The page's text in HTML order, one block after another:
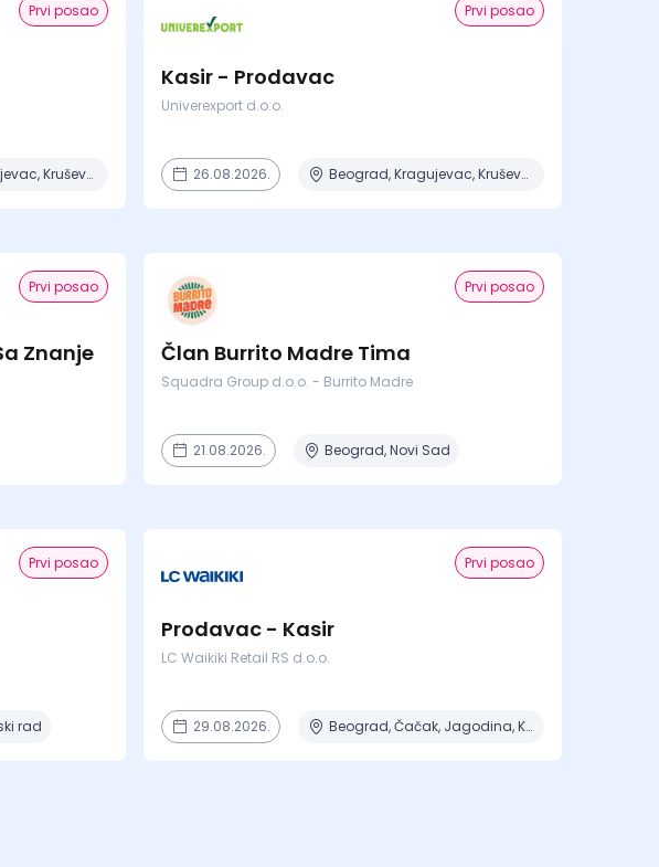
Prvi posao
Beograd, Kragujevac, Kruševac, Lapovo, Niš + 4 mesta
Prvi posao
Kasir - Prodavac
Univerexport d.o.o.
26.08.2026. Beograd, Kragujevac, Kruševac, Lazarevac, Mladenovac + 6 mesta
Prvi posao
Znanje
Prvi posao
Član Burrito Madre Tima
Squadra Group d.o.o. - Burrito Madre
21.08.2026. Beograd, Novi Sad
Prvi posao
rad
Prvi posao
Prodavac - Kasir
LC Waikiki Retail RS d.o.o.
29.08.2026. Beograd, Čačak, Jagodina, Kragujevac, Kruševac + 15 mesta